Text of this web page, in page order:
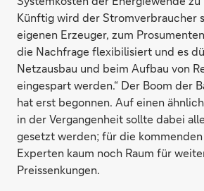
Künftig wird der Stromverbraucher
eigenen Erzeuger, zum
die Nachfrage flexibilisiert und es
Netzausbau und beim Aufbau von
eingespart werden.“ Der Boom der
hat erst begonnen. Auf einen
in der Vergangenheit sollte dabei
gesetzt werden; für die
Experten kaum noch Raum für
Preissenkungen.